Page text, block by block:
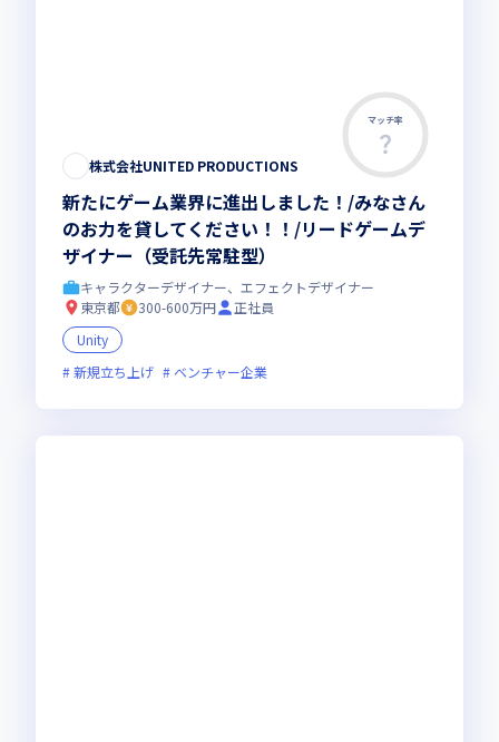
マッチ率
株式会社UNITED PRODUCTIONS
新たにゲーム業界に進出しました！/みなさん
のお力を貸してください！！/リードゲームデ
ザイナー（受託先常駐型）
キャラクターデザイナー、エフェクトデザイナー
東京都
300-600万円
正社員
Unity
新規立ち上げ
ベンチャー企業